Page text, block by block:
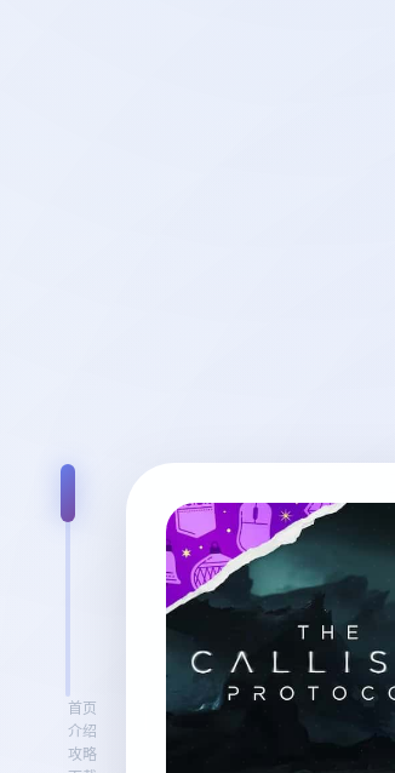
首页
介绍
攻略